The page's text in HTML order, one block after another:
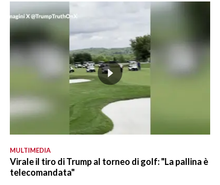
MULTIMEDIA
Virale il tiro di Trump al torneo di golf: "La pallina è
telecomandata"